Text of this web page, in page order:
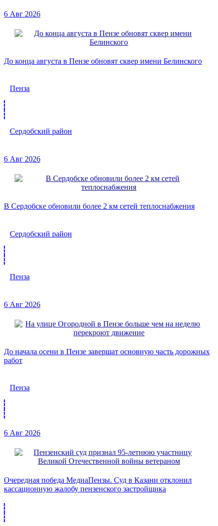
6 Авг 2026
До конца августа в Пензе обновят сквер имени Белинского
Пенза
Сердобский район
6 Авг 2026
В Сердобске обновили более 2 км сетей теплоснабжения
Сердобский район
Пенза
6 Авг 2026
До начала осени в Пензе завершат основную часть дорожных
работ
Пенза
6 Авг 2026
Очередная победа МедиаПензы. Суд в Казани отклонил
кассационную жалобу пензенского застройщика